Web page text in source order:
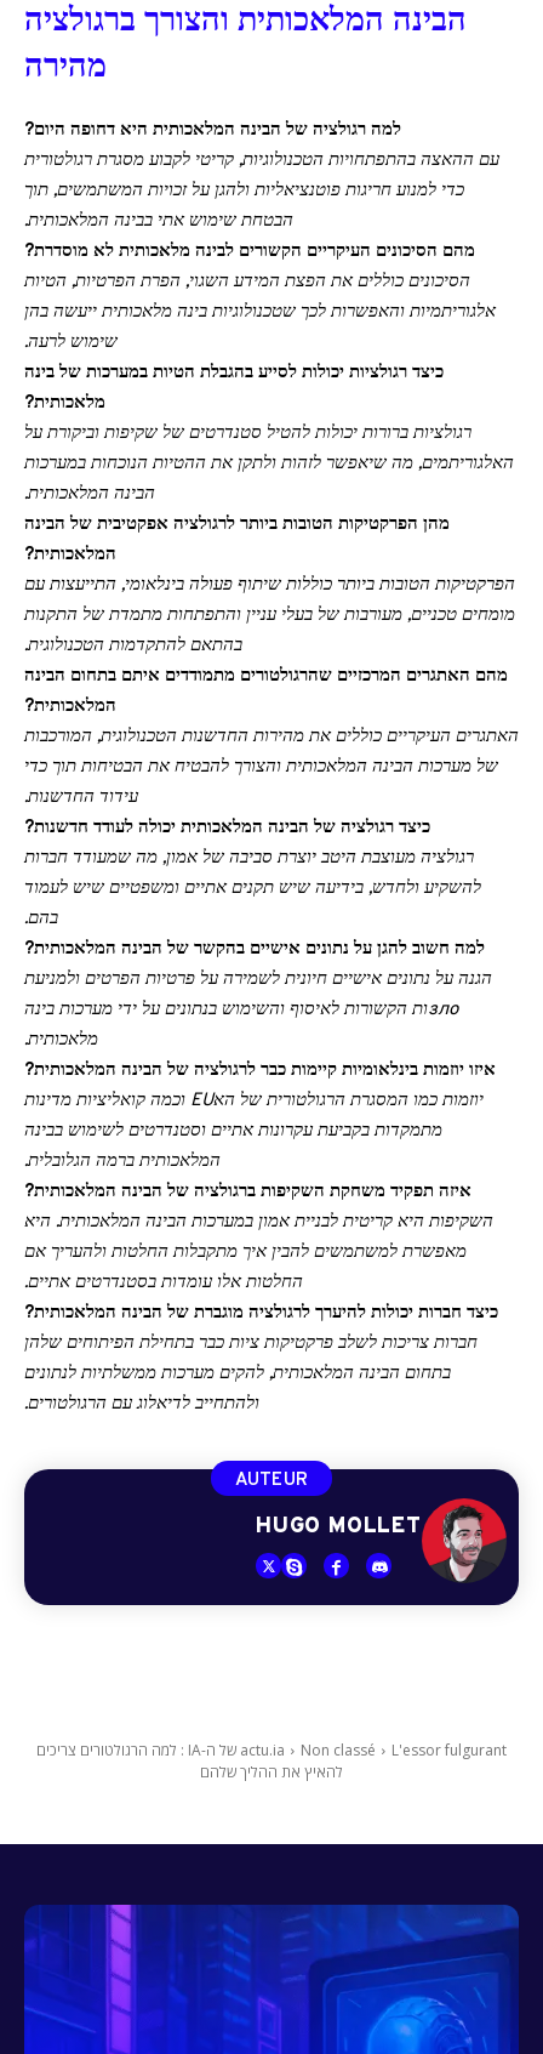
הבינה המלאכותית והצורך ברגולציה
מהירה
למה רגולציה של הבינה המלאכותית היא דחופה היום?
עם ההאצה בהתפתחויות הטכנולוגיות, קריטי לקבוע מסגרת רגולטורית
כדי למנוע חריגות פוטנציאליות ולהגן על זכויות המשתמשים, תוך
הבטחת שימוש אתי בבינה המלאכותית.
מהם הסיכונים העיקריים הקשורים לבינה מלאכותית לא מוסדרת?
הסיכונים כוללים את הפצת המידע השגוי, הפרת הפרטיות, הטיות
אלגוריתמיות והאפשרות לכך שטכנולוגיות בינה מלאכותית ייעשה בהן
שימוש לרעה.
כיצד רגולציות יכולות לסייע בהגבלת הטיות במערכות של בינה
מלאכותית?
רגולציות ברורות יכולות להטיל סטנדרטים של שקיפות וביקורת על
האלגוריתמים, מה שיאפשר לזהות ולתקן את ההטיות הנוכחות במערכות
הבינה המלאכותית.
מהן הפרקטיקות הטובות ביותר לרגולציה אפקטיבית של הבינה
המלאכותית?
הפרקטיקות הטובות ביותר כוללות שיתוף פעולה בינלאומי, התייעצות עם
מומחים טכניים, מעורבות של בעלי עניין והתפתחות מתמדת של התקנות
בהתאם להתקדמות הטכנולוגית.
מהם האתגרים המרכזיים שהרגולטורים מתמודדים איתם בתחום הבינה
המלאכותית?
האתגרים העיקריים כוללים את מהירות החדשנות הטכנולוגית, המורכבות
של מערכות הבינה המלאכותית והצורך להבטיח את הבטיחות תוך כדי
עידוד החדשנות.
כיצד רגולציה של הבינה המלאכותית יכולה לעודד חדשנות?
רגולציה מעוצבת היטב יוצרת סביבה של אמון, מה שמעודד חברות
להשקיע ולחדש, בידיעה שיש תקנים אתיים ומשפטיים שיש לעמוד
בהם.
למה חשוב להגן על נתונים אישיים בהקשר של הבינה המלאכותית?
הגנה על נתונים אישיים חיונית לשמירה על פרטיות הפרטים ולמניעת
злоות הקשורות לאיסוף והשימוש בנתונים על ידי מערכות בינה
מלאכותית.
איזו יוזמות בינלאומיות קיימות כבר לרגולציה של הבינה המלאכותית?
יוזמות כמו המסגרת הרגולטורית של האEU וכמה קואליציות מדינות
מתמקדות בקביעת עקרונות אתיים וסטנדרטים לשימוש בבינה
המלאכותית ברמה הגלובלית.
איזה תפקיד משחקת השקיפות ברגולציה של הבינה המלאכותית?
השקיפות היא קריטית לבניית אמון במערכות הבינה המלאכותית. היא
מאפשרת למשתמשים להבין איך מתקבלות החלטות ולהעריך אם
החלטות אלו עומדות בסטנדרטים אתיים.
כיצד חברות יכולות להיערך לרגולציה מוגברת של הבינה המלאכותית?
חברות צריכות לשלב פרקטיקות ציות כבר בתחילת הפיתוחים שלהן
בתחום הבינה המלאכותית, להקים מערכות ממשלתיות לנתונים
ולהתחייב לדיאלוג עם הרגולטורים.
AUTEUR
HUGO MOLLET
actu.ia Non classé
L'essor fulgurant של ה-IA : למה הרגולטורים צריכים
להאיץ את ההליך שלהם